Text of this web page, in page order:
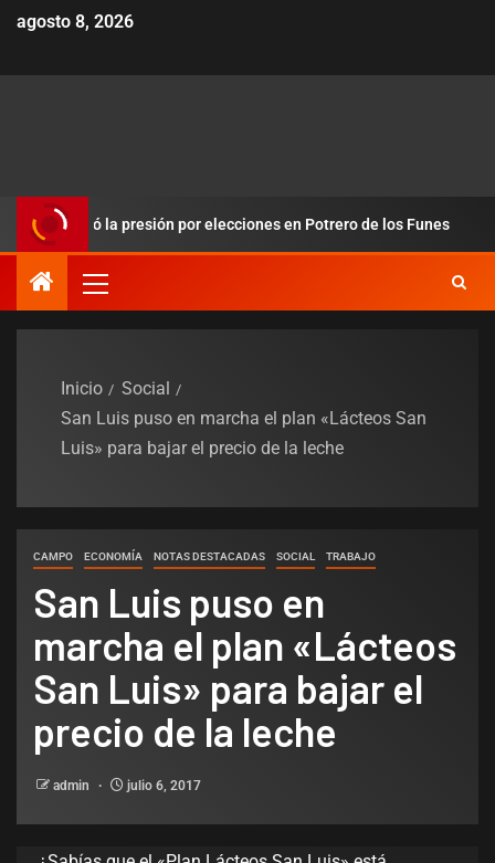
agosto 8, 2026
la presión por elecciones en Potrero de los Funes
Inicio
Social
San Luis puso en marcha el plan «Lácteos San
Luis» para bajar el precio de la leche
CAMPO ECONOMÍA NOTAS DESTACADAS SOCIAL TRABAJO
San Luis puso en
marcha el plan «Lácteos
San Luis» para bajar el
precio de la leche
admin julio 6, 2017